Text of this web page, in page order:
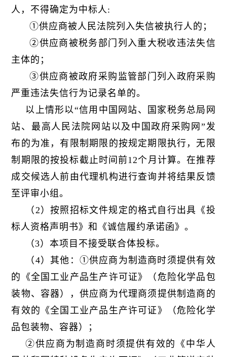
人，不得确定为中标人:
①供应商被人民法院列入失信被执行人的；
②供应商被税务部门列入重大税收违法失信
主体的；
③供应商被政府采购监管部门列入政府采购
严重违法失信行为记录名单的。
以上情形以“信用中国网站、国家税务总局网
站、最高人民法院网站以及中国政府采购网”发
布的为准，有限制期限的按规定期限执行，无限
制期限的按投标截止时间前12个月计算。在推荐
成交候选人前由代理机构进行查询并将结果反馈
至评审小组。
（2）按照招标文件规定的格式自行出具《投
标人资格声明书》和《诚信履约承诺函》。
（3）本项目不接受联合体投标。
（4）其他：①供应商为制造商时须提供有效
的《全国工业产品生产许可证》（危险化学品包
装物、容器），供应商为代理商须提供制造商的
有效的《全国工业产品生产许可证》（危险化学
品包装物、容器）；
②供应商为制造商时须提供有效的《中华人